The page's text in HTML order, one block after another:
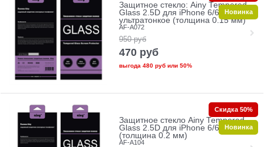
Защитное стекло: Ainy Tempered
Glass 2.5D для iPhone 6/6s
ультратонкое (толщина 0.15 мм)
AF-A072
950 руб
470 руб
выгода 480 рубили 50%
Новинка
Защитное стекло Ainy Tempered
Glass 2.5D для iPhone 6/6s
(толщина 0.2 мм)
AF-A104
Скидка 50%
Новинка